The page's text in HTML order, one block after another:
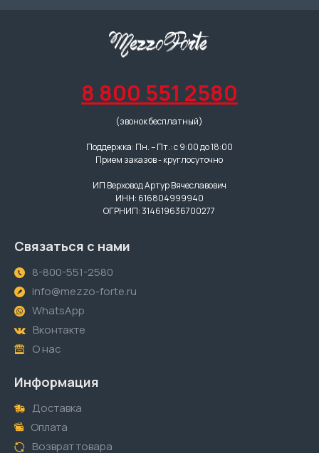
8 800 551 2580
(звонок бесплатный)
Поддержка: Пн. – Пт.: с 9:00 до 18:00
Прием заказов - круглосуточно
ИП Верховод Артур Вячеславович
ИНН: 616804999940
ОГРНИП: 314619636700277
Связаться с нами
8-800-551-2580
info@mezzo-forte.ru
WhatsApp
Вконтакте
О нас
Информация
Доставка
Оплата
Возврат товара